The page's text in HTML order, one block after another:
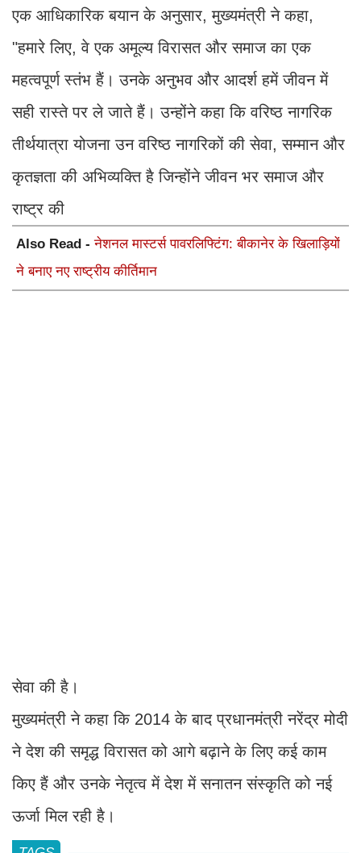
एक आधिकारिक बयान के अनुसार, मुख्यमंत्री ने कहा,
"हमारे लिए, वे एक अमूल्य विरासत और समाज का एक
महत्वपूर्ण स्तंभ हैं। उनके अनुभव और आदर्श हमें जीवन में
सही रास्ते पर ले जाते हैं। उन्होंने कहा कि वरिष्ठ नागरिक
तीर्थयात्रा योजना उन वरिष्ठ नागरिकों की सेवा, सम्मान और
कृतज्ञता की अभिव्यक्ति है जिन्होंने जीवन भर समाज और
राष्ट्र की
Also Read -नेशनल मास्टर्स पावरलिफ्टिंग: बीकानेर के खिलाड़ियों
ने बनाए नए राष्ट्रीय कीर्तिमान
सेवा की है।
मुख्यमंत्री ने कहा कि 2014 के बाद प्रधानमंत्री नरेंद्र मोदी
ने देश की समृद्ध विरासत को आगे बढ़ाने के लिए कई काम
किए हैं और उनके नेतृत्व में देश में सनातन संस्कृति को नई
ऊर्जा मिल रही है।